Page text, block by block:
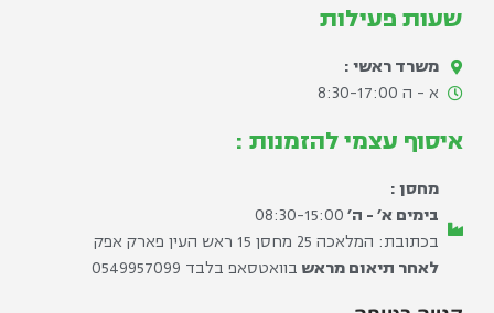
שעות פעילות
משרד ראשי :
א - ה 8:30-17:00​
איסוף עצמי להזמנות :
מחסן :
בימים א׳ - ה׳08:30-15:00
בכתובת: המלאכה 25 מחסן 15 ראש העין פארק אפק
לאחר תיאום מראש בוואטסאפ בלבד ⁦0549957099⁩